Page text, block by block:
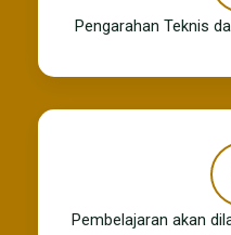
Pengarahan Teknis
Pembelajaran akan